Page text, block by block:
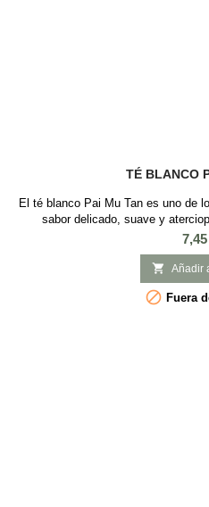
TÉ BLANCO
El té blanco Pai Mu Tan es uno de
sabor delicado, suave y
INGREDIENTES:
 Añadir
 Fuera